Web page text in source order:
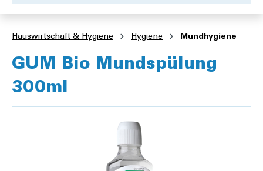
Hauswirtschaft & Hygiene Hygiene Mundhygiene
GUM Bio Mundspülung
300ml